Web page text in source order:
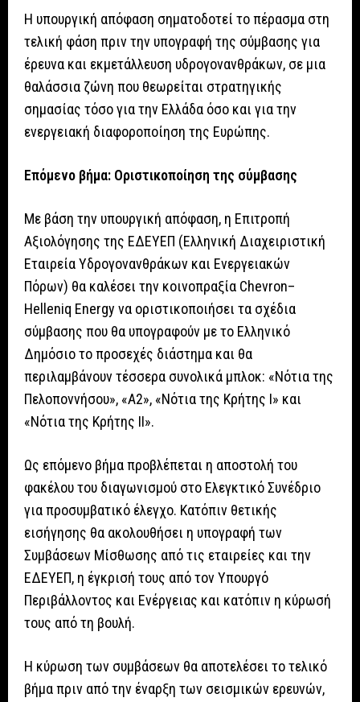
Η υπουργική απόφαση σηματοδοτεί το πέρασμα στη
τελική φάση πριν την υπογραφή της σύμβασης για
έρευνα και εκμετάλλευση υδρογονανθράκων, σε μια
θαλάσσια ζώνη που θεωρείται στρατηγικής
σημασίας τόσο για την Ελλάδα όσο και για την
ενεργειακή διαφοροποίηση της Ευρώπης.
Επόμενο βήμα: Οριστικοποίηση της σύμβασης
Με βάση την υπουργική απόφαση, η Επιτροπή
Αξιολόγησης της ΕΔΕΥΕΠ (Ελληνική Διαχειριστική
Εταιρεία Υδρογονανθράκων και Ενεργειακών
Πόρων) θα καλέσει την κοινοπραξία Chevron–
Helleniq Energy να οριστικοποιήσει τα σχέδια
σύμβασης που θα υπογραφούν με το Ελληνικό
Δημόσιο το προσεχές διάστημα και θα
περιλαμβάνουν τέσσερα συνολικά μπλοκ: «Νότια της
Πελοποννήσου», «Α2», «Νότια της Κρήτης I» και
«Νότια της Κρήτης II».
Ως επόμενο βήμα προβλέπεται η αποστολή του
φακέλου του διαγωνισμού στο Ελεγκτικό Συνέδριο
για προσυμβατικό έλεγχο. Κατόπιν θετικής
εισήγησης θα ακολουθήσει η υπογραφή των
Συμβάσεων Μίσθωσης από τις εταιρείες και την
ΕΔΕΥΕΠ, η έγκρισή τους από τον Υπουργό
Περιβάλλοντος και Ενέργειας και κατόπιν η κύρωσή
τους από τη βουλή.
Η κύρωση των συμβάσεων θα αποτελέσει το τελικό
βήμα πριν από την έναρξη των σεισμικών ερευνών,